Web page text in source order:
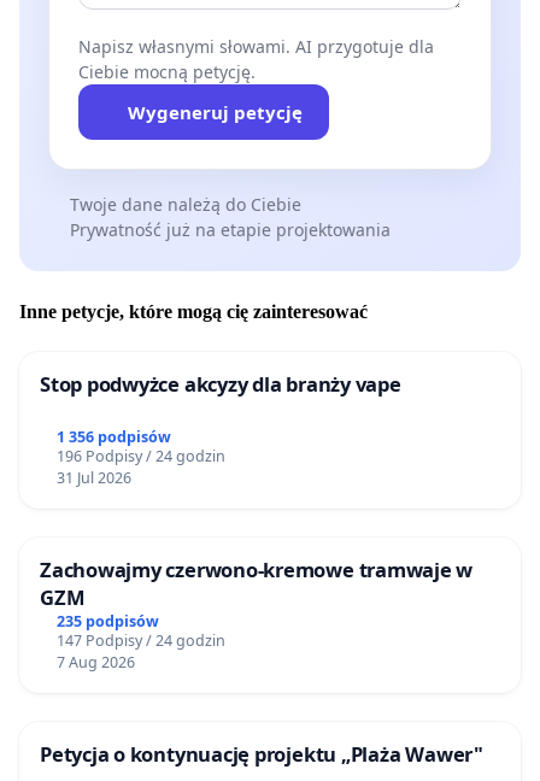
Napisz własnymi słowami. AI przygotuje dla
Ciebie mocną petycję.
Wygeneruj petycję
Twoje dane należą do Ciebie
Prywatność już na etapie projektowania
Inne petycje, które mogą cię zainteresować
Stop podwyżce akcyzy dla branży vape
1 356 podpisów
196 Podpisy / 24 godzin
31 Jul 2026
Zachowajmy czerwono-kremowe tramwaje w
GZM
235 podpisów
147 Podpisy / 24 godzin
7 Aug 2026
Petycja o kontynuację projektu „Plaża Wawer"